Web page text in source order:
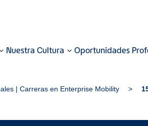
Nuestra Cultura Oportunidades
| Carreras en Enterprise Mobility